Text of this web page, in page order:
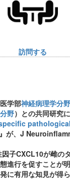
訪問する
学部神経病理学分野
野）との共同研究
』が、J
子CXCL10が雌の
進行を促すことが
に有用な知見が得ら